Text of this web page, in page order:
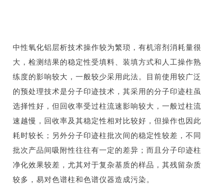
中性氧化铝层析技术操作较为繁琐，有机溶剂消耗量很
大，检测结果的稳定性受填料、装填方式和人工操作熟
练度的影响较大，一般较少采用此法。目前使用较广泛
的预处理技术是分子印迹技术，其采用的分子印迹柱虽
选择性好，但回收率受过柱流速影响较大，一般过柱流
速越慢，回收率及其稳定性相对比较好，但操作也因此
耗时较长；另外分子印迹柱批次间的稳定性较差，不同
批次产品间吸附性往往有一定的差异；而且分子印迹柱
净化效果较差，尤其对于复杂基质的样品，其残留杂质
较多，易对色谱柱和色谱仪器造成污染。